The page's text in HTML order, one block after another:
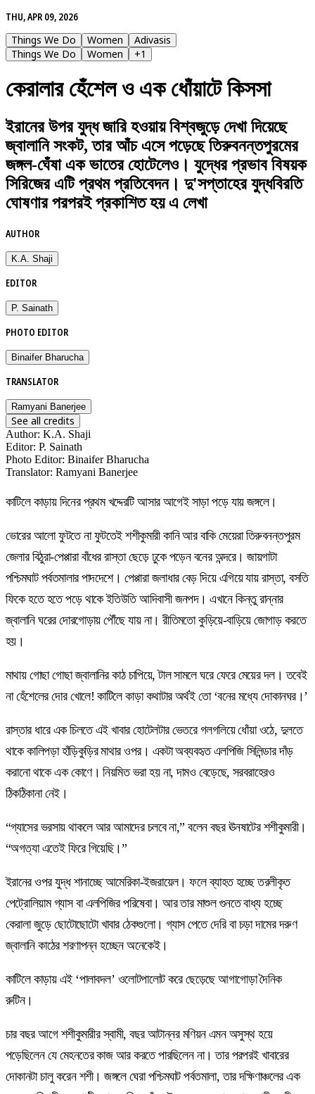
THU, APR 09, 2026
Things We Do
Women
Adivasis
Things We Do
Women +1
কেরালার হেঁশেল ও এক ধোঁয়াটে কিসসা
ইরানের উপর যুদ্ধ জারি হওয়ায় বিশ্বজুড়ে দেখা দিয়েছে
জ্বালানি সংকট, তার আঁচ এসে পড়েছে তিরুবনন্তপুরমের
জঙ্গল-ঘেঁষা এক ভাতের হোটেলেও। যুদ্ধের প্রভাব বিষয়ক
সিরিজের এটি প্রথম প্রতিবেদন। দু'সপ্তাহের যুদ্ধবিরতি
ঘোষণার পরপরই প্রকাশিত হয় এ লেখা
AUTHOR
K.A. Shaji
EDITOR
P. Sainath
PHOTO EDITOR
Binaifer Bharucha
TRANSLATOR
Ramyani Banerjee
See all credits
Author: K.A. Shaji
Editor: P. Sainath
Photo Editor: Binaifer Bharucha
Translator: Ramyani Banerjee
কাটিলে কাড়ায় দিনের প্রথম খদ্দেরটি আসার আগেই সাড়া পড়ে যায় জঙ্গলে।
ভোরের আলো ফুটতে না ফুটতেই শশীকুমারী কানি আর বাকি মেয়েরা তিরুবনন্তপুরম
জেলার বিঠুরা-পেপ্পারা বাঁধের রাস্তা ছেড়ে ঢুকে পড়েন বনের অন্দরে। জায়গাটা
পশ্চিমঘাট পর্বতমালার পাদদেশে। পেপ্পারা জলাধার বেড় দিয়ে এগিয়ে যায় রাস্তা, বসতি
ফিকে হতে হতে পড়ে থাকে ইতিউতি আদিবাসী জনপদ। এখানে কিন্তু রান্নার
জ্বালানি ঘরের দোরগোড়ায় পৌঁছে যায় না। রীতিমতো কুড়িয়ে-বাড়িয়ে জোগাড় করতে
হয়।
মাথায় গোছা গোছা জ্বালানির কাঠ চাপিয়ে, টাল সামলে ঘরে ফেরে মেয়ের দল। তবেই
না হেঁশেলের দোর খোলে! কাটিলে কাড়া কথাটার অর্থই তো ‘বনের মধ্যে দোকানঘর।’
রাস্তার ধারে এক চিলতে এই খাবার হোটেলটার ভেতরে গলগলিয়ে ধোঁয়া ওঠে, দুলতে
থাকে কালিপড়া হাঁড়িকুড়ির মাথার ওপর। একটা অব্যবহৃত এলপিজি সিলিন্ডার দাঁড়
করানো থাকে এক কোণে। নিয়মিত ভরা হয় না, দামও বেড়েছে, সরবরাহেরও
ঠিকঠিকানা নেই।
“গ্যাসের ভরসায় থাকলে আর আমাদের চলবে না,” বলেন বছর ঊনষাটের শশীকুমারী।
“অগত্যা এতেই ফিরে গিয়েছি।”
ইরানের ওপর যুদ্ধ শানাচ্ছে আমেরিকা-ইজরায়েল। ফলে ব্যাহত হচ্ছে তরলীকৃত
পেট্রোলিয়াম গ্যাস বা এলপিজির পরিষেবা। আর তার মাশুল গুনতে বাধ্য হচ্ছে
কেরালা জুড়ে ছোটোছোটো খাবার ঠেকগুলো। গ্যাস পেতে দেরি বা চড়া দামের দরুণ
জ্বালানি কাঠের শরণাপন্ন হচ্ছেন অনেকেই।
কাটিলে কাড়ায় এই ‘পালাবদল’ ওলোটপালোট করে ছেড়েছে আগাগোড়া দৈনিক
রুটিন।
চার বছর আগে শশীকুমারীর স্বামী, বছর আটান্নর মণিয়ন এমন অসুস্থ হয়ে
পড়েছিলেন যে মেহনতের কাজ আর করতে পারছিলেন না। তার পরপরই খাবারের
দোকানটা চালু করেন শশী। জঙ্গলে ঘেরা পশ্চিমঘাট পর্বতমালা, তার দক্ষিণাঞ্চলের এক